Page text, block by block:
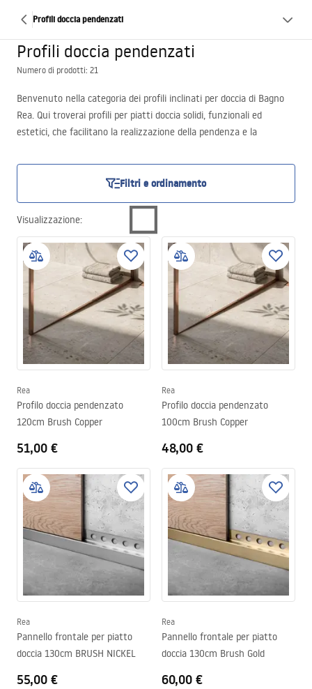
Profili doccia pendenzati
Profili doccia pendenzati
Numero di prodotti: 21
Benvenuto nella categoria dei profili inclinati per doccia di Bagno
Rea. Qui troverai profili per piatti doccia solidi, funzionali ed
estetici, che facilitano la realizzazione della pendenza e la
lunghezze, colori e profili – adatti sia agli scarichi lineari sia alle
cabine doccia classiche. Scopri tutte le varianti e scegli il profilo che
si adatta perfettamente al tuo bagno.
Filtri e ordinamento
Visualizzazione:
Rea
Profilo doccia pendenzato
120cm Brush Copper
51,00 €
Rea
Profilo doccia pendenzato
100cm Brush Copper
48,00 €
Rea
Pannello frontale per piatto
doccia 130cm BRUSH NICKEL
55,00 €
Rea
Pannello frontale per piatto
doccia 130cm Brush Gold
60,00 €